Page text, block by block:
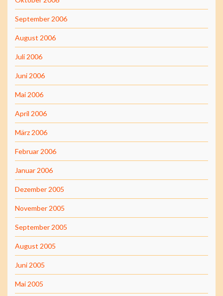
September 2006
August 2006
Juli 2006
Juni 2006
Mai 2006
April 2006
März 2006
Februar 2006
Januar 2006
Dezember 2005
November 2005
September 2005
August 2005
Juni 2005
Mai 2005